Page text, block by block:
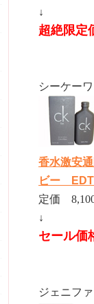
↓
超絶限
シーケー
香水激安
ビー EDT
定価
↓
セール
ジェニフ